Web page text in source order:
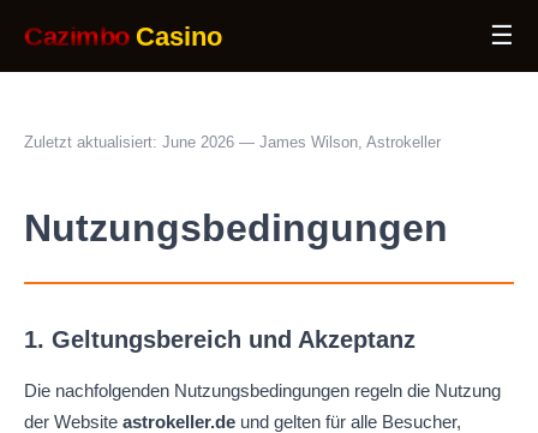
Cazimbo Casino ☰
Zuletzt aktualisiert: June 2026 — James Wilson, Astrokeller
Nutzungsbedingungen
1. Geltungsbereich und Akzeptanz
Die nachfolgenden Nutzungsbedingungen regeln die Nutzung
der Website astrokeller.de und gelten für alle Besucher,